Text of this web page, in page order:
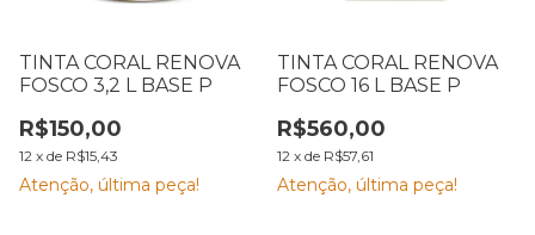
TINTA CORAL RENOVA
FOSCO 3,2 L BASE P
R$150,00
12 x de R$15,43
Atenção, última peça!
TINTA CORAL RENOVA
FOSCO 16 L BASE P
R$560,00
12 x de R$57,61
Atenção, última peça!